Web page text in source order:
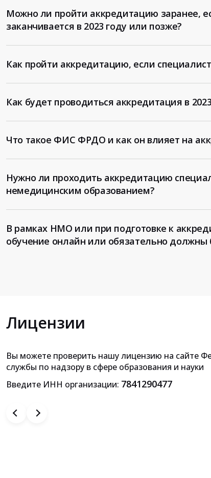
Можно ли пройти аккредитацию заранее,
заканчивается в 2023 году или позже?
Как пройти аккредитацию, если
Как будет проводиться аккредитация в
Что такое ФИС ФРДО и как он влияет на
Нужно ли проходить аккредитацию
немедицинским образованием?
В рамках НМО или при подготовке к
обучение онлайн или обязательно должны
Лицензии
Вы можете проверить нашу лицензию на сайте
службы по надзору в сфере образования и науки
Введите ИНН организации: 7841290477
Приложение к лицензии на
образовательной